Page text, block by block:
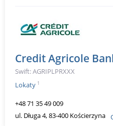
Credit Agricole
Swift: AGRIPLPRXXX
Lokaty 1
+48 71 35 49 009
ul. Długa 4, 83-400 Kościerzyna